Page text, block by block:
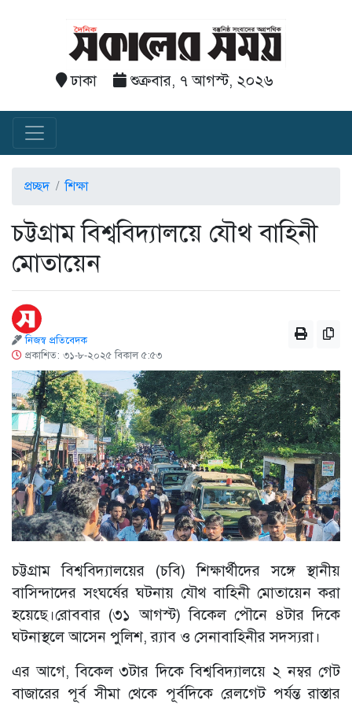
ঢাকা শুক্রবার, ৭ আগস্ট, ২০২৬
প্রচ্ছদ শিক্ষা
চট্টগ্রাম বিশ্ববিদ্যালয়ে যৌথ বাহিনী
মোতায়েন
নিজস্ব প্রতিবেদক
প্রকাশিত: ৩১-৮-২০২৫ বিকাল ৫:৫৩
চট্টগ্রাম বিশ্ববিদ্যালয়ের (চবি) শিক্ষার্থীদের সঙ্গে স্থানীয়
বাসিন্দাদের সংঘর্ষের ঘটনায় যৌথ বাহিনী মোতায়েন করা
হয়েছে।রোববার (৩১ আগস্ট) বিকেল পৌনে ৪টার দিকে
ঘটনাস্থলে আসেন পুলিশ, র‌্যাব ও সেনাবাহিনীর সদস্যরা।
এর আগে, বিকেল ৩টার দিকে বিশ্ববিদ্যালয়ে ২ নম্বর গেট
বাজারের পূর্ব সীমা থেকে পূর্বদিকে রেলগেট পর্যন্ত রাস্তার